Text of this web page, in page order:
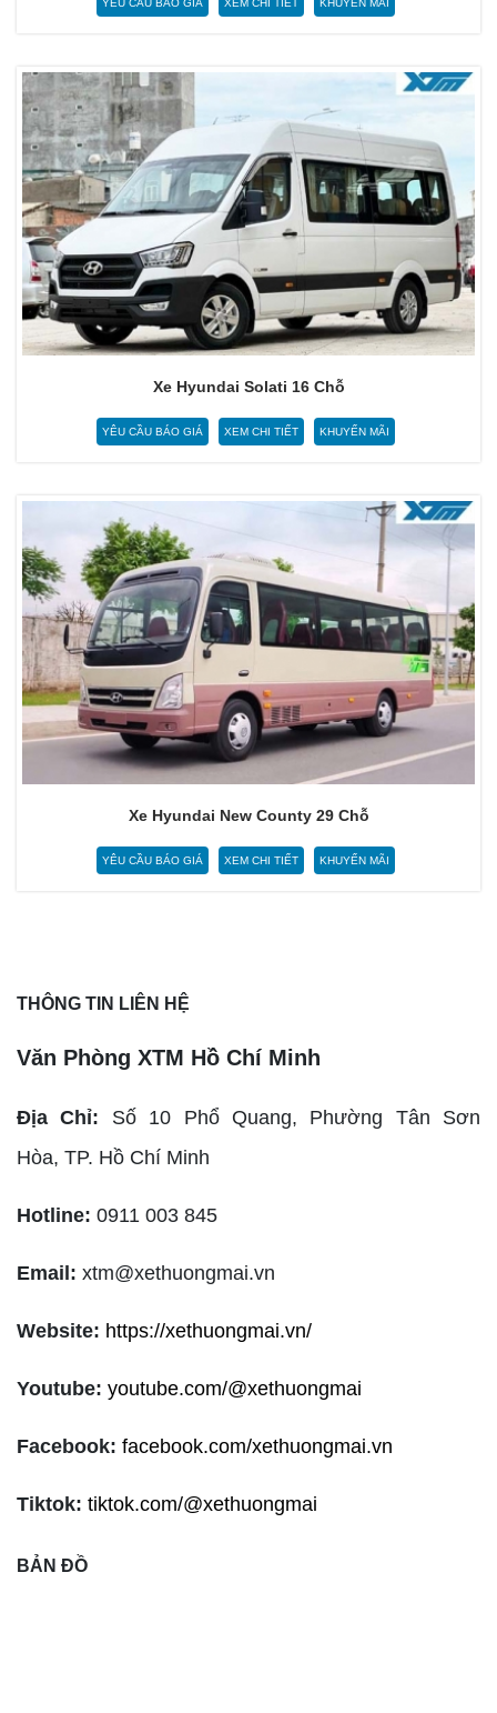
YÊU CẦU BÁO GIÁ XEM CHI TIẾT KHUYẾN MÃI
Xe Hyundai Solati 16 Chỗ
YÊU CẦU BÁO GIÁ XEM CHI TIẾT KHUYẾN MÃI
Xe Hyundai New County 29 Chỗ
YÊU CẦU BÁO GIÁ XEM CHI TIẾT KHUYẾN MÃI
THÔNG TIN LIÊN HỆ
Văn Phòng XTM Hồ Chí Minh
Địa Chỉ: Số 10 Phổ Quang, Phường Tân Sơn
Hòa, TP. Hồ Chí Minh
Hotline: 0911 003 845
Email: xtm@xethuongmai.vn
Website: https://xethuongmai.vn/
Youtube: youtube.com/@xethuongmai
Facebook: facebook.com/xethuongmai.vn
Tiktok: tiktok.com/@xethuongmai
BẢN ĐỒ